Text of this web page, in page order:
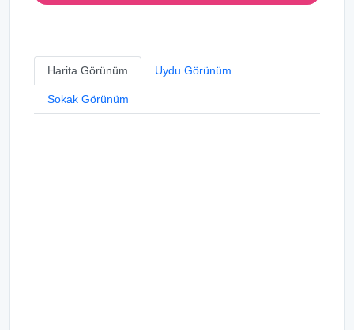
Harita Görünüm Uydu Görünüm
Sokak Görünüm